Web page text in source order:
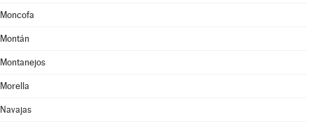
Moncofa
Montán
Montanejos
Morella
Navajas